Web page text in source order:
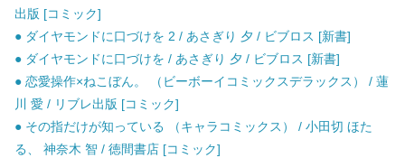
出版 [コミック]
● ダイヤモンドに口づけを 2 / あさぎり 夕 / ビブロス [新書]
● ダイヤモンドに口づけを / あさぎり 夕 / ビブロス [新書]
● 恋愛操作×ねこぼん。 （ビーボーイコミックスデラックス） / 蓮
川 愛 / リブレ出版 [コミック]
● その指だけが知っている （キャラコミックス） / 小田切 ほた
る、 神奈木 智 / 徳間書店 [コミック]